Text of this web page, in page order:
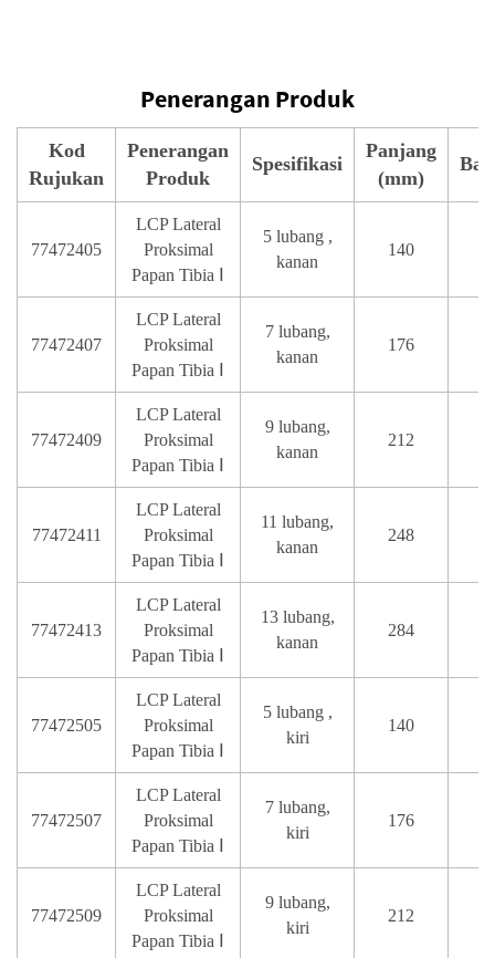
Penerangan Produk
Kod
Rujukan
Penerangan
Produk
Spesifikasi
Panjang
(mm)
77472405
LCP Lateral
Proksimal
Papan Tibia Ⅰ
5 lubang ,
kanan
140
77472407
LCP Lateral
Proksimal
Papan Tibia Ⅰ
7 lubang,
kanan
176
77472409
LCP Lateral
Proksimal
Papan Tibia Ⅰ
9 lubang,
kanan
212
77472411
LCP Lateral
Proksimal
Papan Tibia Ⅰ
11 lubang,
kanan
248
77472413
LCP Lateral
Proksimal
Papan Tibia Ⅰ
13 lubang,
kanan
284
77472505
LCP Lateral
Proksimal
Papan Tibia Ⅰ
5 lubang ,
kiri
140
77472507
LCP Lateral
Proksimal
Papan Tibia Ⅰ
7 lubang,
kiri
176
77472509
LCP Lateral
Proksimal
Papan Tibia Ⅰ
9 lubang,
kiri
212